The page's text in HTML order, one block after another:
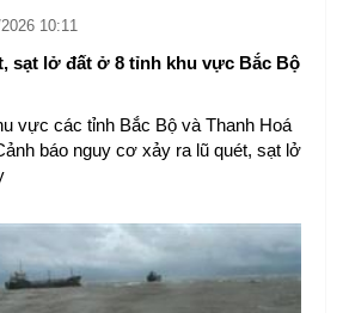
10:11
sạt lở đất ở 8 tỉnh khu vực Bắc Bộ
vực các tỉnh Bắc Bộ và Thanh Hoá
báo nguy cơ xảy ra lũ quét, sạt lở